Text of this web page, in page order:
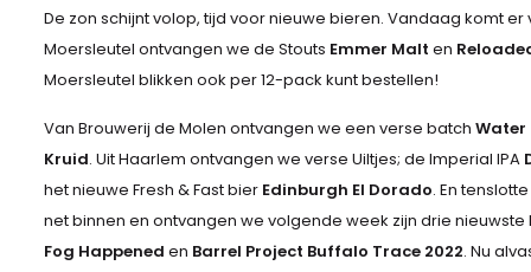
De zon schijnt volop, tijd voor nieuwe bieren. Vandaag komt
Moersleutel ontvangen we de Stouts Emmer Malt en
Moersleutel blikken ook per 12-pack kunt bestellen!
Van Brouwerij de Molen ontvangen we een verse batchWater
Kruid. Uit Haarlem ontvangen we verse Uiltjes; de Imperial IPA
het nieuwe Fresh & Fast bier Edinburgh El Dorado. En
net binnen en ontvangen we volgende week zijn drie
Fog Happeneden Barrel Project Buffalo Trace 2022. Nu